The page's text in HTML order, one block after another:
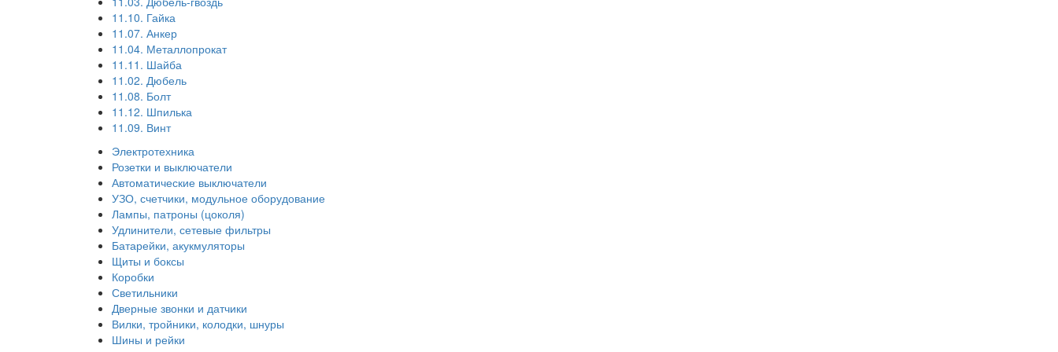
11.10. Гайка
11.07. Анкер
11.04. Металлопрокат
11.11. Шайба
11.02. Дюбель
11.08. Болт
11.12. Шпилька
11.09. Винт
Электротехника
Розетки и выключатели
Автоматические выключатели
УЗО, счетчики, модульное оборудование
Лампы, патроны (цоколя)
Удлинители, сетевые фильтры
Батарейки, акукмуляторы
Щиты и боксы
Коробки
Светильники
Дверные звонки и датчики
Вилки, тройники, колодки, шнуры
Шины и рейки